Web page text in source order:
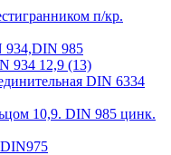
п/кр.
934,DIN 985
934 12,9 (13)
DIN 6334
10,9. DIN 985 цинк.